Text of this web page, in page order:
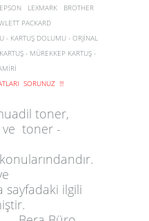
LEXMARK BROTHER
PACKARD
- KARTUŞ DOLUMU - ORJİNAL
- MÜREKKEP KARTUŞ -
SORUNUZ !!!
toner,
ve toner -
sayfadaki ilgili